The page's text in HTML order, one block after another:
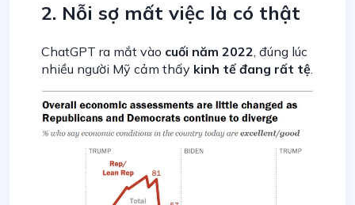
2. Nỗi sợ mất việc là có thật
ChatGPT ra mắt vào cuối năm 2022, đúng lúc
nhiều người Mỹ cảm thấy kinh tế đang rất tệ.